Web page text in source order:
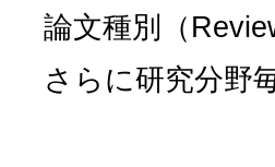
論文種別（
さらに研究分野